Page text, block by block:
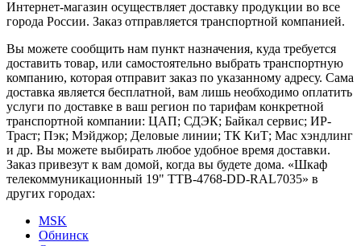
Интернет-магазин осуществляет доставку продукции во все
города России. Заказ отправляется транспортной компанией.
Вы можете сообщить нам пункт назначения, куда требуется
доставить товар, или самостоятельно выбрать транспортную
компанию, которая отправит заказ по указанному адресу. Сама
доставка является бесплатной, вам лишь необходимо оплатить
услуги по доставке в ваш регион по тарифам конкретной
транспортной компании: ЦАП; СДЭК; Байкал сервис; ИР-
Траст; Пэк; Мэйджор; Деловые линии; ТК КиТ; Мас хэндлинг
и др. Вы можете выбирать любое удобное время доставки.
Заказ привезут к вам домой, когда вы будете дома. «Шкаф
телекоммуникационный 19" TTB-4768-DD-RAL7035» в
других городах:
MSK
Обнинск